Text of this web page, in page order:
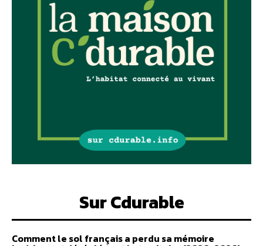
Sur Cdurable
Comment le sol français a perdu sa mémoire